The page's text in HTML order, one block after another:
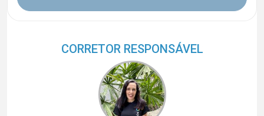
CORRETOR RESPONSÁVEL